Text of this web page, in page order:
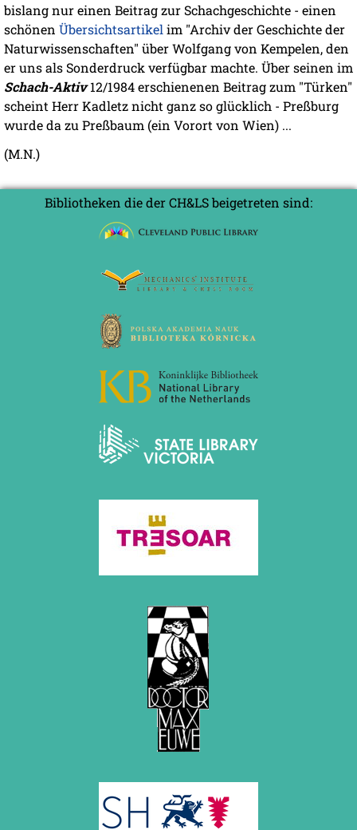
bislang nur einen Beitrag zur Schachgeschichte - einen
schönen Übersichtsartikel im "Archiv der Geschichte der
Naturwissenschaften" über Wolfgang von Kempelen, den
er uns als Sonderdruck verfügbar machte. Über seinen im
Schach-Aktiv12/1984 erschienenen Beitrag zum "Türken"
scheint Herr Kadletz nicht ganz so glücklich - Preßburg
wurde da zu Preßbaum (ein Vorort von Wien) ...
(M.N.)
Bibliotheken die der CH&LS beigetreten sind: